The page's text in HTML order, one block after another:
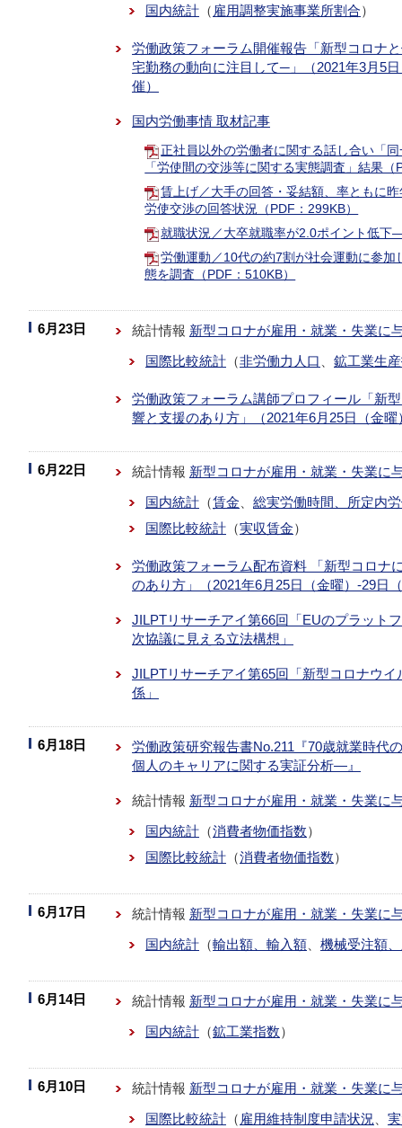
国内統計 （ 雇用調整実施事業所割合）
労働政策フォーラム開催報告「新型コロナ
宅勤務の動向に注目して─」（2021年3月5
催）
国内労働事情 取材記事
正社員以外の労働者に関する話し合い「
「労使間の交渉等に関する実態調査」結果（
賃上げ／大手の回答・妥結額、率ともに
労使交渉の回答状況（PDF：299KB）
就職状況／大卒就職率が2.0ポイント低
労働運動／10代の約7割が社会運動に参
態を調査（PDF：510KB）
6月23日 統計情報 新型コロナが雇用・就業・失業に
国際比較統計 （非労働力人口 鉱工業生
労働政策フォーラム講師プロフィール「新
響と支援のあり方」（2021年6月25日（金
6月22日 統計情報 新型コロナが雇用・就業・失業に
国内統計 （賃金
総実労働時間、所定内
国際比較統計 （実収賃金）
労働政策フォーラム配布資料 「新型コロナ
のあり方」（2021年6月25日（金曜）-29日
JILPTリサーチアイ第66回「EUのプラット
次協議に見える立法構想」
JILPTリサーチアイ第65回「新型コロナウ
係」
6月18日
労働政策研究報告書No.211『70歳就業時代
個人のキャリアに関する実証分析―』
統計情報 新型コロナが雇用・就業・失業に
国内統計 （消費者物価指数）
国際比較統計 （消費者物価指数）
6月17日 統計情報 新型コロナが雇用・就業・失業に
国内統計 （輸出額、輸入額 機械受注額
6月14日 統計情報 新型コロナが雇用・就業・失業に
国内統計 （鉱工業指数）
6月10日 統計情報 新型コロナが雇用・就業・失業に
国際比較統計 （ 雇用維持制度申請状況